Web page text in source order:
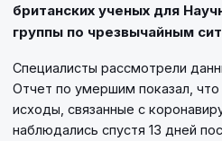
британских ученых для
группы по чрезвычайным
Специалисты рассмотрели
Отчет по умершим показал, что
исходы, связанные с
наблюдались спустя 13 дней